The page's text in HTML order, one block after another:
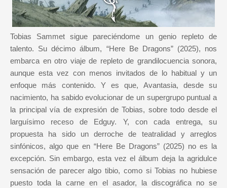
Tobias Sammet sigue pareciéndome un genio repleto de
talento. Su décimo álbum, “Here Be Dragons” (2025), nos
embarca en otro viaje de repleto de grandilocuencia sonora,
aunque esta vez con menos invitados de lo habitual y un
enfoque más contenido. Y es que, Avantasia, desde su
nacimiento, ha sabido evolucionar de un supergrupo puntual a
la principal vía de expresión de Tobias, sobre todo desde el
larguísimo receso de Edguy. Y, con cada entrega, su
propuesta ha sido un derroche de teatralidad y arreglos
sinfónicos, algo que en “Here Be Dragons” (2025) no es la
excepción. Sin embargo, esta vez el álbum deja la agridulce
sensación de parecer algo tibio, como si Tobias no hubiese
puesto toda la carne en el asador, la discográfica no se